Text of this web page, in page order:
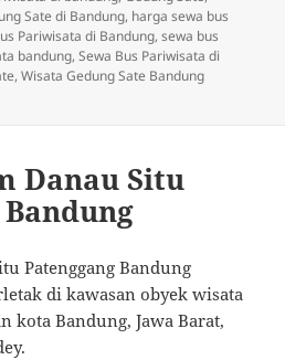
Sate di Bandung, harga sewa bus
Pariwisata di Bandung,sewa bus
bandung,Sewa Bus Pariwisata di
,Wisata Gedung Sate Bandung
Gedung Sate di Bandung
Danau Situ
Patenggang Bandung
di kawasan obyek wisata
kota Bandung, Jawa Barat,